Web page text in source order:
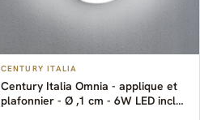
CENTURY ITALIA
Century Italia Omnia - applique et
plafonnier - Ø ,1 cm - 6W LED inclus